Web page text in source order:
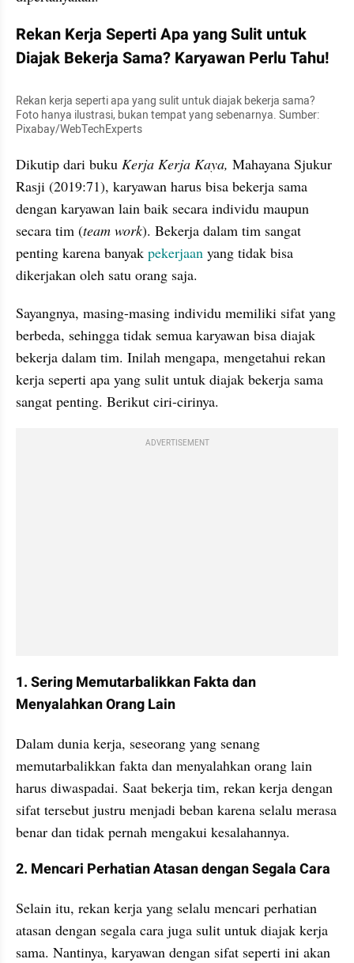
Rekan Kerja Seperti Apa yang Sulit untuk
Diajak Bekerja Sama? Karyawan Perlu Tahu!
Rekan kerja seperti apa yang sulit untuk diajak bekerja sama?
Foto hanya ilustrasi, bukan tempat yang sebenarnya. Sumber:
Pixabay/WebTechExperts
Dikutip dari buku Kerja Kerja Kaya, Mahayana Sjukur
Rasji (2019:71), karyawan harus bisa bekerja sama
dengan karyawan lain baik secara individu maupun
secara tim (team work). Bekerja dalam tim sangat
penting karena banyak pekerjaan yang tidak bisa
dikerjakan oleh satu orang saja.
Sayangnya, masing-masing individu memiliki sifat yang
berbeda, sehingga tidak semua karyawan bisa diajak
bekerja dalam tim. Inilah mengapa, mengetahui rekan
kerja seperti apa yang sulit untuk diajak bekerja sama
sangat penting. Berikut ciri-cirinya.
ADVERTISEMENT
1. Sering Memutarbalikkan Fakta dan
Menyalahkan Orang Lain
Dalam dunia kerja, seseorang yang senang
memutarbalikkan fakta dan menyalahkan orang lain
harus diwaspadai. Saat bekerja tim, rekan kerja dengan
sifat tersebut justru menjadi beban karena selalu merasa
benar dan tidak pernah mengakui kesalahannya.
2. Mencari Perhatian Atasan dengan Segala Cara
Selain itu, rekan kerja yang selalu mencari perhatian
atasan dengan segala cara juga sulit untuk diajak kerja
sama. Nantinya, karyawan dengan sifat seperti ini akan